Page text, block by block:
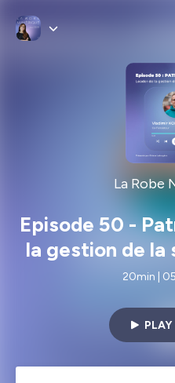
La Robe
Episode 50 -
la gestion de
20min |
PLAY